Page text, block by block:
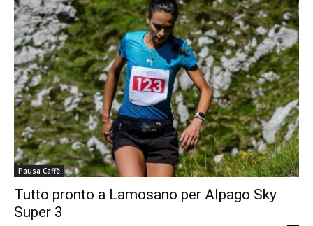
Pausa Caffè
Tutto pronto a Lamosano per Alpago Sky
Super 3